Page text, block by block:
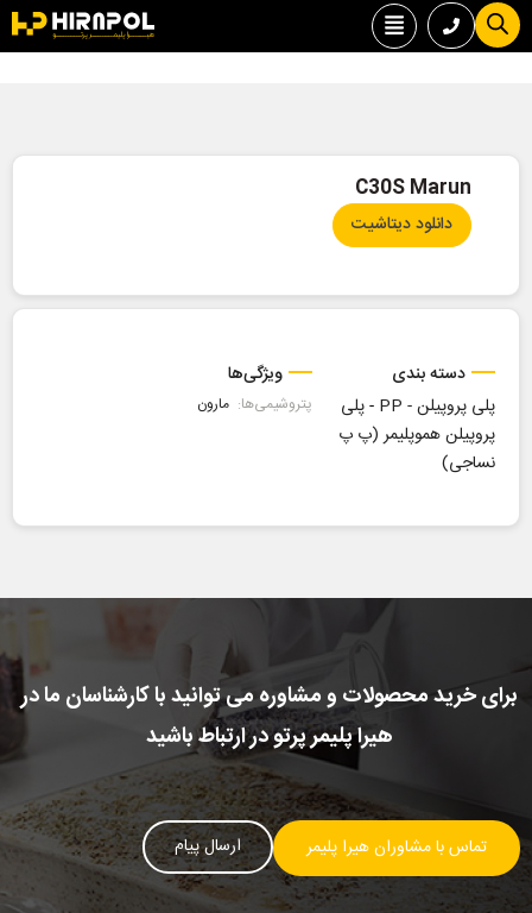
C30S Marun
دانلود دیتاشیت
دسته بندی
پلی پروپیلن - PP
-پلی
پروپیلن هموپلیمر (پ پ
نساجی)
ویژگی‌ها
پتروشیمی‌ها: مارون
برای خرید محصولات و مشاوره می توانید با کارشناسان ما در
هیرا پلیمر پرتو در ارتباط باشید
تماس با مشاوران هیرا پلیمر ارسال پیام